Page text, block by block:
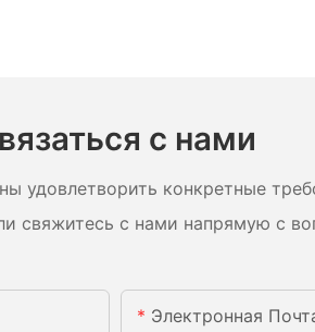
с нами
удовлетворить конкретные
свяжитесь с нами напрямую с
Электронная